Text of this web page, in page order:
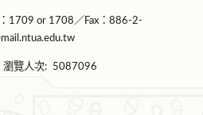
1709 or 1708／Fax：886-2-
瀏覽人次: 5087096